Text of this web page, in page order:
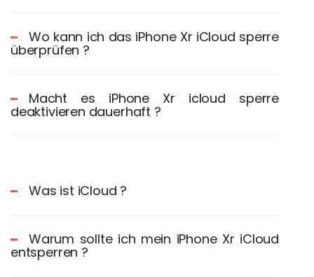
Wo kann ich das iPhone Xr iCloud sperre
überprüfen ?
Macht es iPhone Xr icloud sperre
deaktivieren dauerhaft ?
Was ist iCloud ?
Warum sollte ich mein iPhone Xr iCloud
entsperren ?